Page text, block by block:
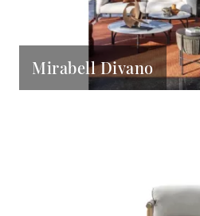
Mirabell Divano